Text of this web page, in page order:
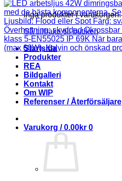
Inga produkter i varukorgen.
Gå tillbaka till butiken
Startsida
Produkter
REA
Bildgalleri
Kontakt
Om WIP
Referenser / Återförsäljare
Varukorg /0.00kr 0